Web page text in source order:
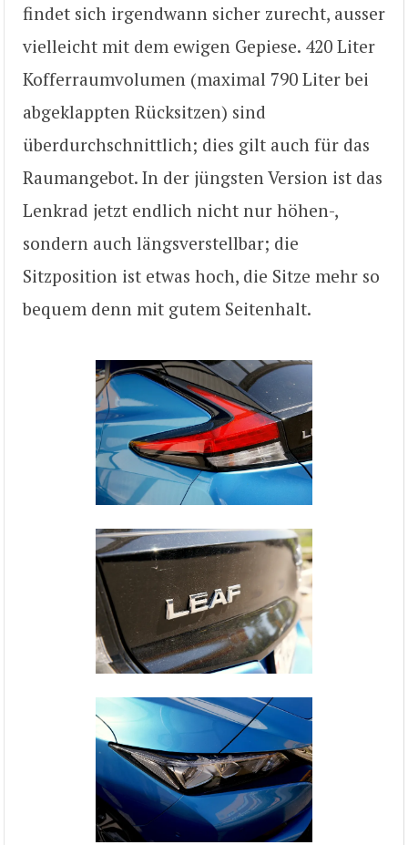
findet sich irgendwann sicher zurecht, ausser
vielleicht mit dem ewigen Gepiese. 420 Liter
Kofferraumvolumen (maximal 790 Liter bei
abgeklappten Rücksitzen) sind
überdurchschnittlich; dies gilt auch für das
Raumangebot. In der jüngsten Version ist das
Lenkrad jetzt endlich nicht nur höhen-,
sondern auch längsverstellbar; die
Sitzposition ist etwas hoch, die Sitze mehr so
bequem denn mit gutem Seitenhalt.